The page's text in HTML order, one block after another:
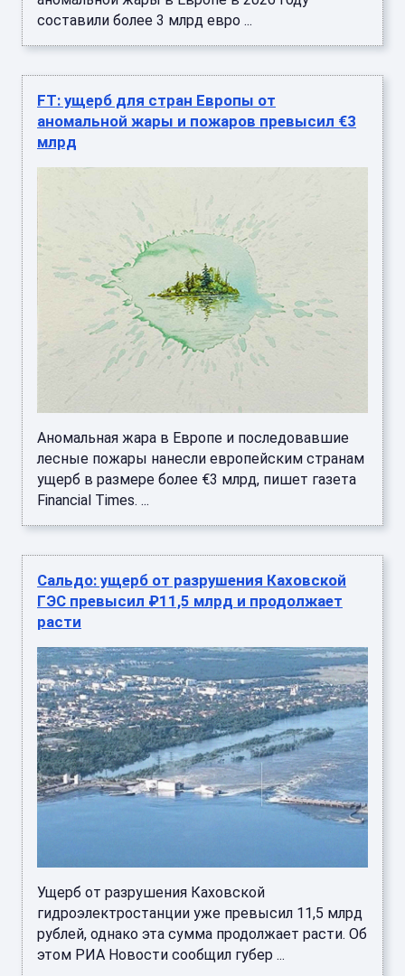
составили более 3 млрд евро ...
FT: ущерб для стран Европы от
аномальной жары и пожаров превысил €3
млрд
Аномальная жара в Европе и последовавшие
лесные пожары нанесли европейским странам
ущерб в размере более €3 млрд, пишет газета
Financial Times. ...
Сальдо: ущерб от разрушения Каховской
ГЭС превысил ₽11,5 млрд и продолжает
расти
Ущерб от разрушения Каховской
гидроэлектростанции уже превысил 11,5 млрд
рублей, однако эта сумма продолжает расти. Об
этом РИА Новости сообщил губер ...